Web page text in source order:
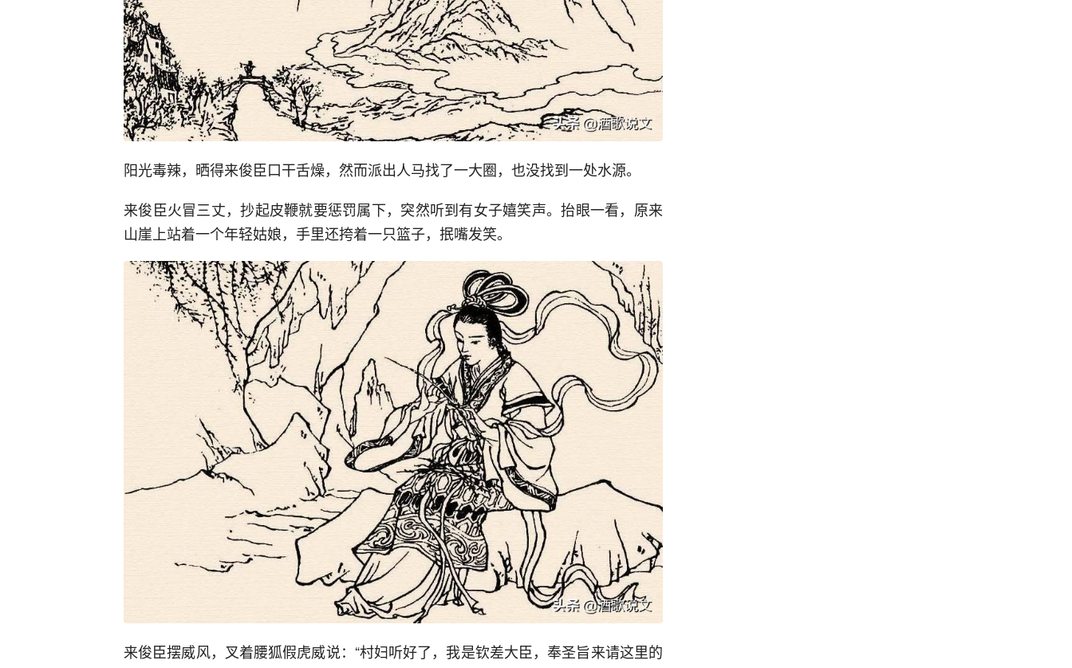
阳光毒辣，晒得来俊臣口干舌燥，然而派出人马找了一大圈，也没找到一处水源。
来俊臣火冒三丈，抄起皮鞭就要惩罚属下，突然听到有女子嬉笑声。抬眼一看，原来
山崖上站着一个年轻姑娘，手里还挎着一只篮子，抿嘴发笑。
来俊臣摆威风，叉着腰狐假虎威说：“村妇听好了，我是钦差大臣，奉圣旨来请这里的